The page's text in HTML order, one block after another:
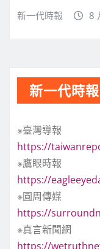
新一代時報 8
新一代時
※臺灣導報
https://
※鷹眼時報
https://
※圓周傳媒
https://
※真言新聞網
https://